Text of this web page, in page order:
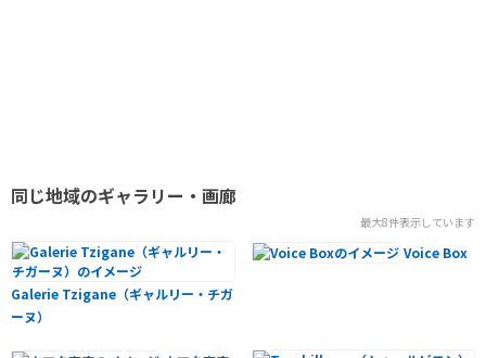
同じ地域のギャラリー・画廊
最大8件表示しています
Galerie Tzigane（ギャルリー・チガ
ーヌ）
Voice Box